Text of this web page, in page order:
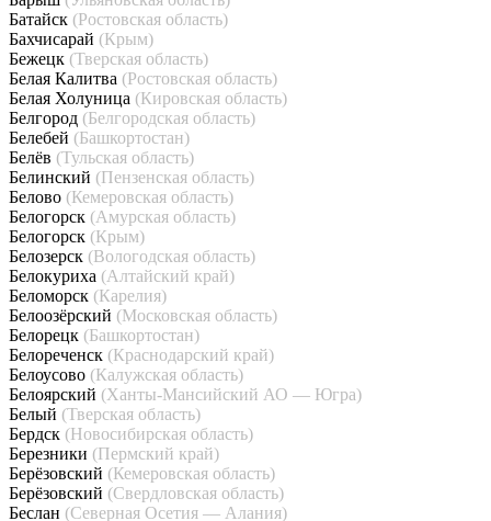
Батайск (Ростовская область)
Бахчисарай (Крым)
Бежецк (Тверская область)
Белая Калитва (Ростовская область)
Белая Холуница (Кировская область)
Белгород (Белгородская область)
Белебей (Башкортостан)
Белёв (Тульская область)
Белинский (Пензенская область)
Белово (Кемеровская область)
Белогорск (Амурская область)
Белогорск (Крым)
Белозерск (Вологодская область)
Белокуриха (Алтайский край)
Беломорск (Карелия)
Белоозёрский (Московская область)
Белорецк (Башкортостан)
Белореченск (Краснодарский край)
Белоусово (Калужская область)
Белоярский (Ханты-Мансийский АО — Югра)
Белый (Тверская область)
Бердск (Новосибирская область)
Березники (Пермский край)
Берёзовский (Кемеровская область)
Берёзовский (Свердловская область)
Беслан (Северная Осетия — Алания)